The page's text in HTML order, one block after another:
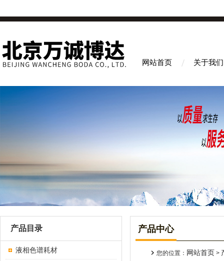
网站首页 关于我们
产品目录
液相色谱耗材
产品中心
您的位置： 网站首页 >